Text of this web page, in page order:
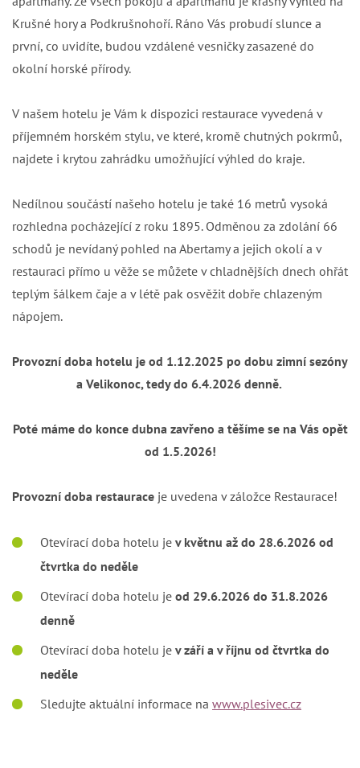
Krušné hory a Podkrušnohoří. Ráno Vás probudí slunce a
první, co uvidíte, budou vzdálené vesničky zasazené do
okolní horské přírody.
V našem hotelu je Vám k dispozici restaurace vyvedená v
příjemném horském stylu, ve které, kromě chutných pokrmů,
najdete i krytou zahrádku umožňující výhled do kraje.
Nedílnou součástí našeho hotelu je také 16 metrů vysoká
rozhledna pocházející z roku 1895. Odměnou za zdolání 66
schodů je nevídaný pohled na Abertamy a jejich okolí a v
restauraci přímo u věže se můžete v chladnějších dnech ohřát
teplým šálkem čaje a v létě pak osvěžit dobře chlazeným
nápojem.
Provozní doba hotelu je od 1.12.2025 po dobu zimní sezóny
a Velikonoc, tedy do 6.4.2026 denně.
Poté máme do konce dubna zavřeno a těšíme se na Vás opět
od 1.5.2026!
Provozní doba restaurace je uvedena v záložce Restaurace!
Otevírací doba hotelu je v květnu až do 28.6.2026 od
čtvrtka do neděle
Otevírací doba hotelu je od 29.6.2026 do 31.8.2026
denně
Otevírací doba hotelu je v září a v říjnu od čtvrtka do
neděle
Sledujte aktuální informace na www.plesivec.cz